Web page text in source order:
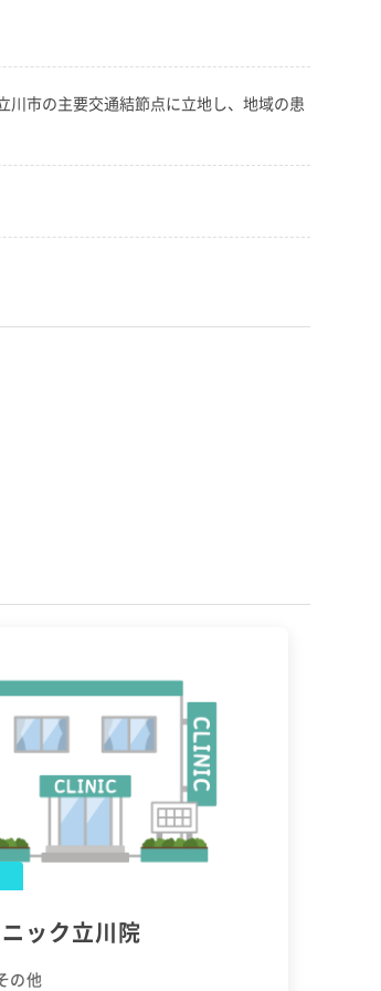
市の主要交通結節点に立地し、地域の患
ック立川院
の他